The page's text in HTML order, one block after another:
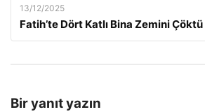
13/12/2025
Fatih’te Dört Katlı Bina Zemini Çöktü
Bir yanıt yazın